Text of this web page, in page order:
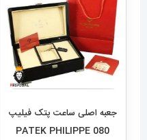
جعبه اصلی ساعت پتک فیلیپ
080 PATEK PHILIPPE